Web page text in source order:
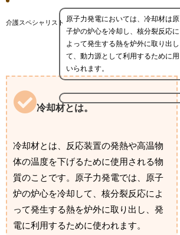
介護スペシャリスト 原子力発電においては、冷却材は原
子炉の炉心を冷却し、核分裂反応に
よって発生する熱を炉外に取り出し
て、動力源として利用するために用
いられます。
冷却材とは。
冷却材とは、反応装置の発熱や高温物
体の温度を下げるために使用される物
質のことです。原子力発電では、原子
炉の炉心を冷却して、核分裂反応によ
って発生する熱を炉外に取り出し、発
電に利用するために使われます。